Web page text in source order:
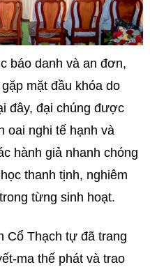
báo danh và an đơn,
mặt đầu khóa do
đây, đại chúng được
oai nghi tế hạnh và
hành giả nhanh chóng
thanh tịnh, nghiêm
từng sinh hoạt.
Cổ Thạch tự đã trang
ma thế phát và trao